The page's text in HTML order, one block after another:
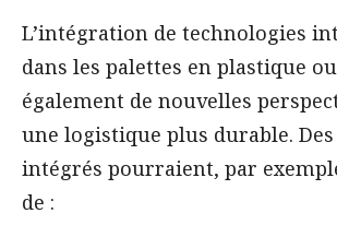
L’intégration de technologies
dans les palettes en plastique
également de nouvelles
une logistique plus durable.
intégrés pourraient, par
de :